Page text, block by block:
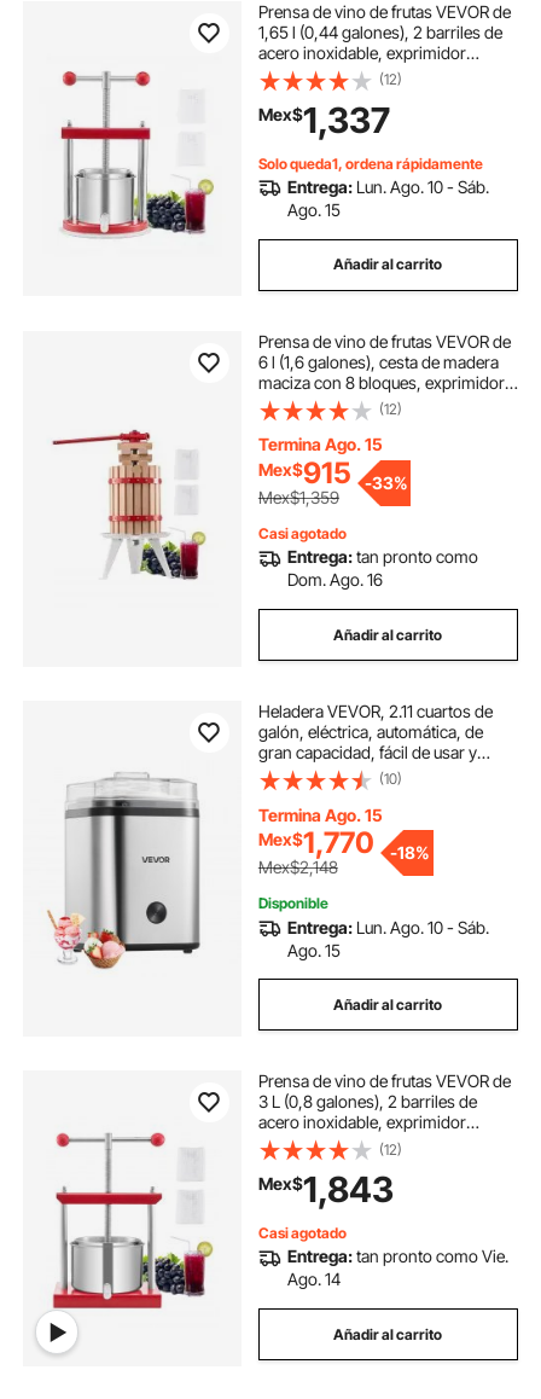
Prensa de vino de frutas VEVOR de
1,65 l (0,44 galones), 2 barriles de
acero inoxidable, exprimidor
manual, para sidra, manzana, uva,
tintura, miel, aceite de oliva, con
mango en T para cocina al aire libre
y hogar.
(12)
Mex$1,337
Solo queda1, ordena rápidamente
Entrega: Lun. Ago. 10 - Sáb.
Ago. 15
Añadir al carrito
Prensa de vino de frutas VEVOR de
6 l (1,6 galones), cesta de madera
maciza con 8 bloques, exprimidor
manual resistente, prensa para
sidra, tintura de manzana y uva,
miel, aceite de oliva, con asa para
cocina y hogar.
(12)
Termina Ago. 15
Mex$915
Mex$1,359
-33%
Casi agotado
Entrega:tan pronto como
Dom. Ago. 16
Añadir al carrito
Heladera VEVOR, 2.11 cuartos de
galón, eléctrica, automática, de
gran capacidad, fácil de usar y
limpiar, con carcasa de acero
inoxidable, para yogur helado
casero, sorbete de frutas y helado,
color plateado
(10)
Termina Ago. 15
Mex$1,770
Mex$2,148
-18%
Disponible
Entrega: Lun. Ago. 10 - Sáb.
Ago. 15
Añadir al carrito
Prensa de vino de frutas VEVOR de
3 L (0,8 galones), 2 barriles de
acero inoxidable, exprimidor
manual, sidra, manzana, tintura de
uva, miel, aceite de oliva, prensa
con mango en T para cocina al aire
libre y hogar.
(12)
Mex$1,843
Casi agotado
Entrega:tan pronto como Vie.
Ago. 14
Añadir al carrito